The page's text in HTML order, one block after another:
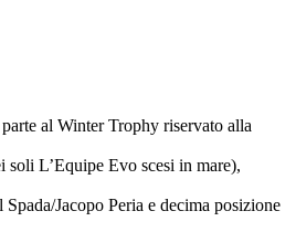
al Winter Trophy riservato alla
L’Equipe Evo scesi in mare),
Jacopo Peria e decima posizione